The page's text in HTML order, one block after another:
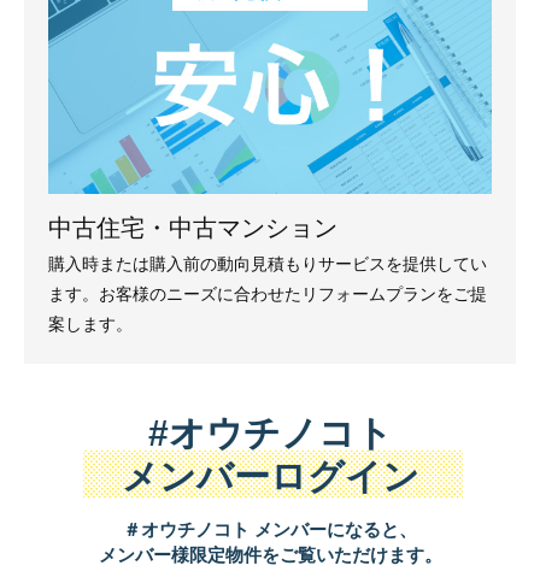
中古住宅・中古マンション
購入時または購入前の動向見積もりサービスを提供してい
ます。お客様のニーズに合わせたリフォームプランをご提
案します。
#オウチノコト
メンバーログイン
＃オウチノコト メンバーになると、
メンバー様限定物件をご覧いただけます。